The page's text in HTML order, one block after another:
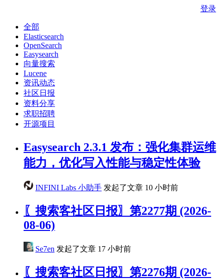
登录
全部
Elasticsearch
OpenSearch
Easysearch
向量搜索
Lucene
资讯动态
社区日报
资料分享
求职招聘
开源项目
Easysearch 2.3.1 发布：强化集群运维
能力，优化写入性能与稳定性体验
INFINI Labs 小助手 发起了文章 10 小时前
〖搜索客社区日报〗第2277期 (2026-
08-06)
Se7en 发起了文章 17 小时前
〖搜索客社区日报〗第2276期 (2026-